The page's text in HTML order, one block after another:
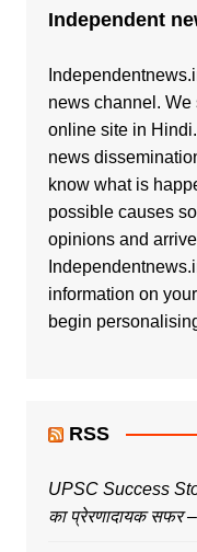
Independent
news channel. We
online site in
news
know what is
possible causes
opinions and
information on
begin
RSS
UPSC Success
का प्रेरणादायक सफर –